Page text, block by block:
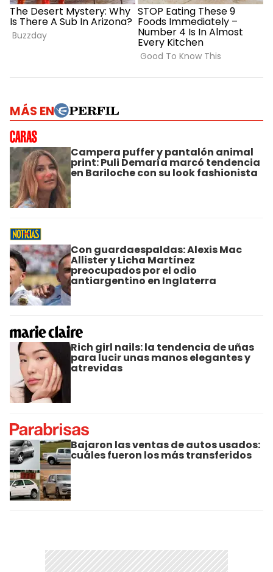
MÁS EN
Campera puffer y pantalón animal
print: Puli Demaría marcó tendencia
en Bariloche con su look fashionista
Con guardaespaldas: Alexis Mac
Allister y Licha Martínez
preocupados por el odio
antiargentino en Inglaterra
Rich girl nails: la tendencia de uñas
para lucir unas manos elegantes y
atrevidas
Bajaron las ventas de autos usados:
cuáles fueron los más transferidos